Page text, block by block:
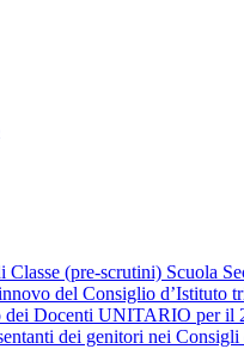
(pre-scrutini) Scuola
del Consiglio d’Istituto
Docenti UNITARIO per il
dei genitori nei